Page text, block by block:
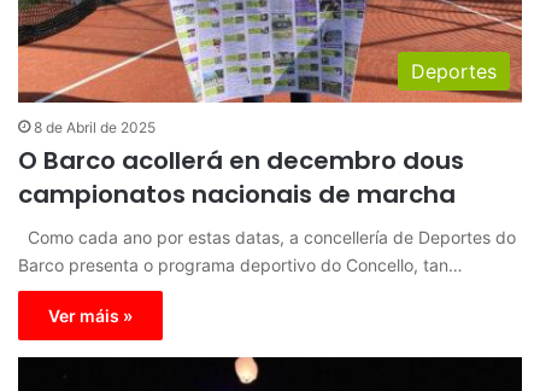
Deportes
8 de Abril de 2025
O Barco acollerá en decembro dous
campionatos nacionais de marcha
Como cada ano por estas datas, a concellería de Deportes do
Barco presenta o programa deportivo do Concello, tan…
Ver máis »